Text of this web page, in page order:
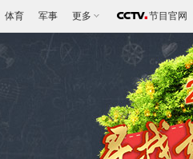
体育 军事 更多 节目官网